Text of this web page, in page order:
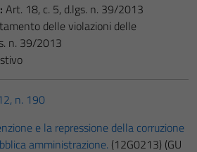
Art. 18, c. 5, d.lgs. n. 39/2013
delle violazioni delle
n. 39/2013
n. 190
e la repressione della corruzione
amministrazione. (12G0213) (GU